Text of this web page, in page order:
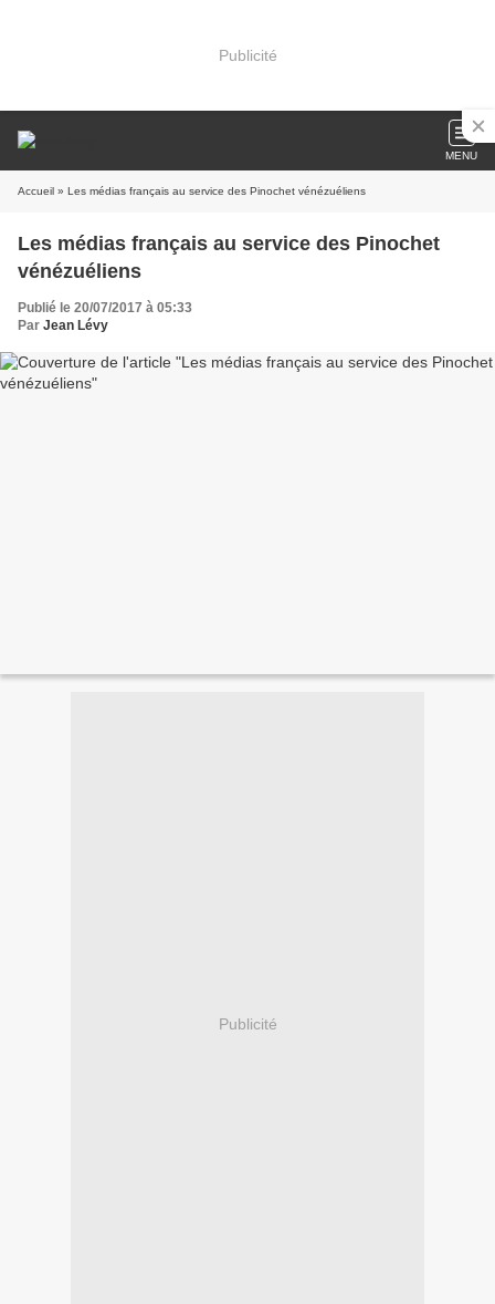
Publicité
MENU
Accueil » Les médias français au service des Pinochet vénézuéliens
Les médias français au service des Pinochet
vénézuéliens
Publié le 20/07/2017 à 05:33
Par Jean Lévy
Publicité